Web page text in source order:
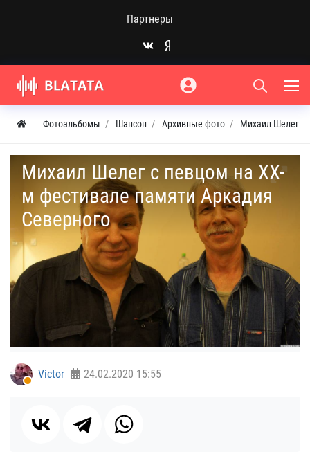
Партнеры
Фотоальбомы Шансон Архивные фото Михаил Шелег
Михаил Шелег с певцом на XX-
м фестивале памяти Аркадия
Северного
Victor 24.02.2020 15:55